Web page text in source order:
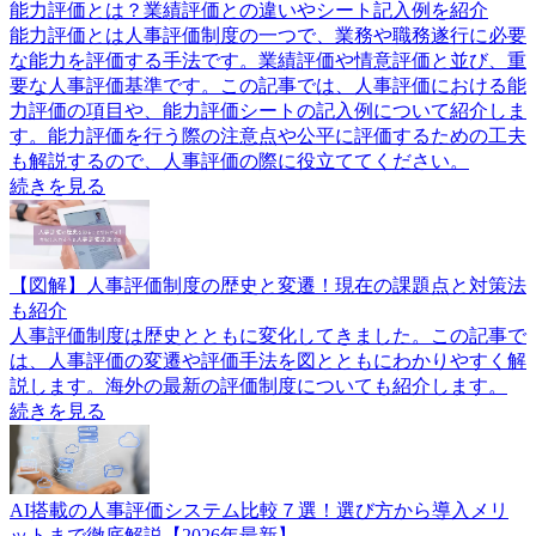
能力評価とは？業績評価との違いやシート記入例を紹介
能力評価とは人事評価制度の一つで、業務や職務遂行に必要
な能力を評価する手法です。業績評価や情意評価と並び、重
要な人事評価基準です。この記事では、人事評価における能
力評価の項目や、能力評価シートの記入例について紹介しま
す。能力評価を行う際の注意点や公平に評価するための工夫
も解説するので、人事評価の際に役立ててください。
続きを見る
【図解】人事評価制度の歴史と変遷！現在の課題点と対策法
も紹介
人事評価制度は歴史とともに変化してきました。この記事で
は、人事評価の変遷や評価手法を図とともにわかりやすく解
説します。海外の最新の評価制度についても紹介します。
続きを見る
AI搭載の人事評価システム比較７選！選び方から導入メリ